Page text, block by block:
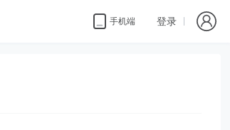
手机端 登录